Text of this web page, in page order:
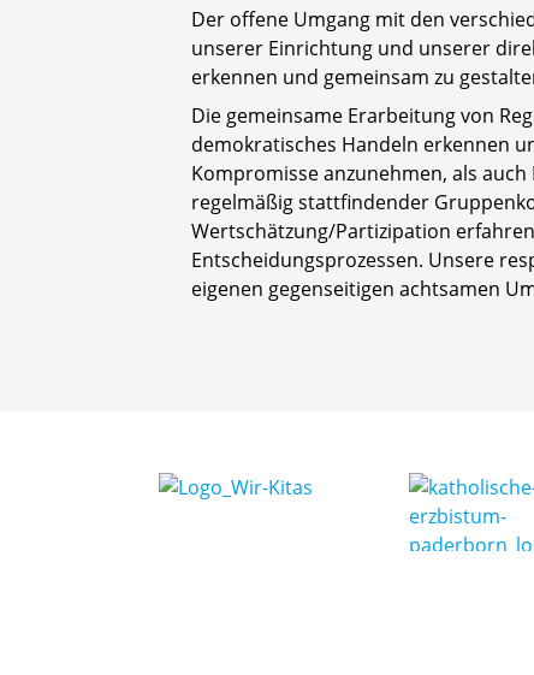
Der offene Umgang mit den
unserer Einrichtung und unserer
erkennen und gemeinsam zu
Die gemeinsame Erarbeitung von
demokratisches Handeln erkennen
Kompromisse anzunehmen, als
regelmäßig stattfindender
Wertschätzung/Partizipation
Entscheidungsprozessen. Unsere
eigenen gegenseitigen achtsamen